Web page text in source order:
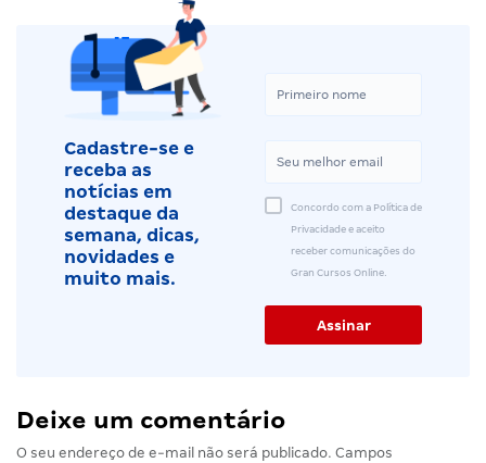
Cadastre-se e
receba as
notícias em
destaque da
semana, dicas,
novidades e
muito mais.
Concordo com a Política de
Privacidade e aceito
receber comunicações do
Gran Cursos Online.
Deixe um comentário
O seu endereço de e-mail não será publicado. Campos